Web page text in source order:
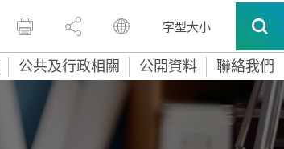
字型大小
公共及行政相關 公開資料 聯絡我們